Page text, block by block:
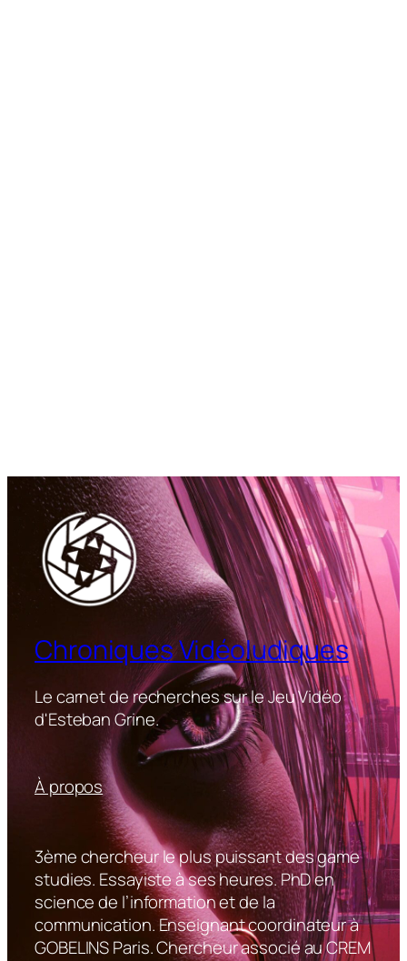
Chroniques Vidéoludiques
Le carnet de recherches sur le Jeu Vidéo
d'Esteban Grine.
À propos
3ème chercheur le plus puissant des game
studies. Essayiste à ses heures. PhD en
science de l’information et de la
communication. Enseignant coordinateur à
GOBELINS Paris. Chercheur associé au CREM